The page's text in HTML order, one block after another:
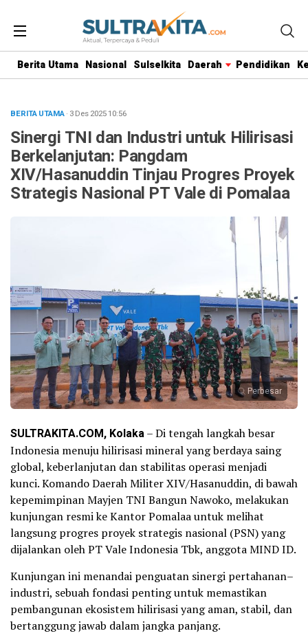
Berita Utama Nasional Sulselkita Daerah Pendidikan
BERITA UTAMA· 3 Des 202510:56
Sinergi TNI dan Industri untuk Hilirisasi
Berkelanjutan: Pangdam
XIV/Hasanuddin Tinjau Progres Proyek
Strategis Nasional PT Vale di Pomalaa
Perbesar
SULTRAKITA.COM, Kolaka– Di tengah langkah besar
Indonesia menuju hilirisasi mineral yang berdaya saing
global, keberlanjutan dan stabilitas operasi menjadi
kunci. Komando Daerah Militer XIV/Hasanuddin, di bawah
kepemimpinan Mayjen TNI Bangun Nawoko, melakukan
kunjungan resmi ke Kantor Pomalaa untuk melihat
langsung progres proyek strategis nasional (PSN) yang
dijalankan oleh PT Vale Indonesia Tbk, anggota MIND ID.
Kunjungan ini menandai penguatan sinergi pertahanan–
industri, sebuah fondasi penting untuk memastikan
pembangunan ekosistem hilirisasi yang aman, stabil, dan
bertanggung jawab dalam jangka panjang.